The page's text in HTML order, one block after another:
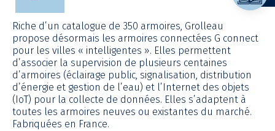
Riche d’un catalogue de 350 armoires, Grolleau
propose désormais les armoires connectées G connect
pour les villes « intelligentes ». Elles permettent
d’associer la supervision de plusieurs centaines
d’armoires (éclairage public, signalisation, distribution
d’énergie et gestion de l’eau) et l’Internet des objets
(IoT) pour la collecte de données. Elles s’adaptent à
toutes les armoires neuves ou existantes du marché.
Fabriquées en France.